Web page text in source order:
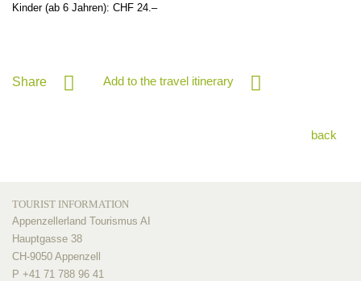
Kinder (ab 6 Jahren): CHF 24.–
Share Add to the travel itinerary
back
TOURIST INFORMATION
Appenzellerland Tourismus AI
Hauptgasse 38
CH-9050 Appenzell
P +41 71 788 96 41